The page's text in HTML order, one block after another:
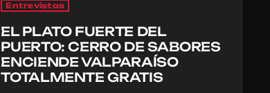
Entrevistas
EL PLATO FUERTE DEL
PUERTO: CERRO DE SABORES
ENCIENDE VALPARAÍSO
TOTALMENTE GRATIS